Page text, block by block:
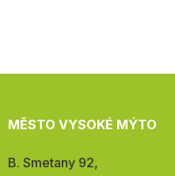
MĚSTO VYSOKÉ MÝTO
Adresa:
B. Smetany 92,